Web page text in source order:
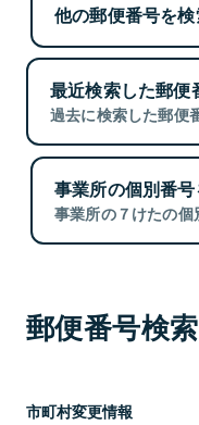
他の郵便番号を
最近検索した郵便
過去に検索した郵便
事業所の個別番
事業所の７けたの個
郵便番号検
市町村変更情報